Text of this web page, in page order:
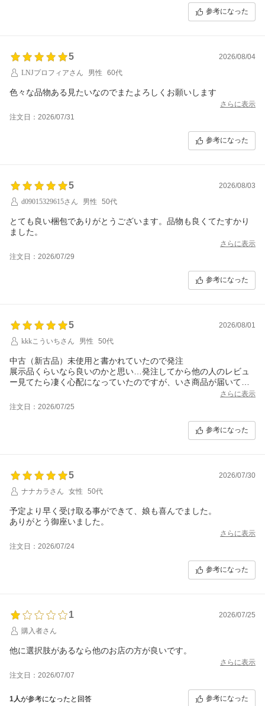
届いたパックを全て開封しましたが、低レアリティのものしか出
ず、通常のBOXから出る封入率からすると有り得ません。
子供に買い与えたものでしたが大変ショックを受けたようで、同
参考になった
5
2026/08/04
LNJプロフィアさん
男性 60代
色々な品物ある見たいなのでまたよろしくお願いします
さらに表示
注文日：2026/07/31
参考になった
5
2026/08/03
d09015329615さん
男性 50代
とても良い梱包でありがとうございます。品物も良くてたすかり
ました。
さらに表示
注文日：2026/07/29
参考になった
5
2026/08/01
kkkこういちさん
男性 50代
中古（新古品）未使用と書かれていたので発注
展示品くらいなら良いのかと思い…発注してから他の人のレビュ
ー見てたら凄く心配になっていたのですが、いさ商品が届いて箱
さらに表示
注文日：2026/07/25
参考になった
5
2026/07/30
ナナカラさん
女性 50代
予定より早く受け取る事ができて、娘も喜んでました。
ありがとう御座いました。
さらに表示
注文日：2026/07/24
参考になった
1
2026/07/25
購入者さん
他に選択肢があるなら他のお店の方が良いです。
さらに表示
注文日：2026/07/07
1人が参考になったと回答 参考になった